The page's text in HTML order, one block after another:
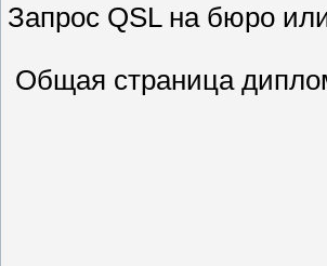
Запрос QSL на бюро
Общая страница